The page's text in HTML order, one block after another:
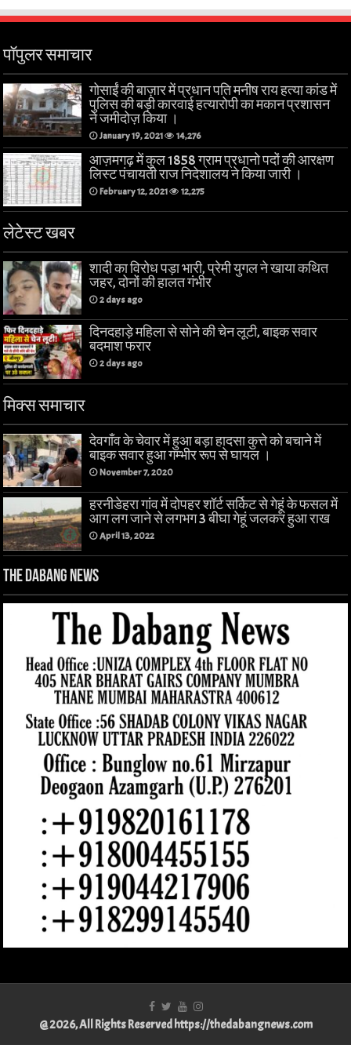
पॉपुलर समाचार
गोसाईं की बाज़ार में प्रधान पति मनीष राय हत्या कांड में
पुलिस की बड़ी कारवाई हत्यारोपी का मकान प्रशासन
ने जमीदोज़ किया ।
January 19, 2021 14,276
आज़मगढ़ में कुल 1858 ग्राम प्रधानो पदों की आरक्षण
लिस्ट पंचायती राज निदेशालय ने किया जारी ।
February 12, 2021 12,275
लेटेस्ट खबर
शादी का विरोध पड़ा भारी, प्रेमी युगल ने खाया कथित
जहर, दोनों की हालत गंभीर
2 days ago
दिनदहाड़े महिला से सोने की चेन लूटी, बाइक सवार
बदमाश फरार
2 days ago
मिक्स समाचार
देवगाँव के चेवार में हुआ बड़ा हादसा कुत्ते को बचाने में
बाइक सवार हुआ गम्भीर रूप से घायल ।
November 7, 2020
हरनीडेहरा गांव में दोपहर शॉर्ट सर्किट से गेहूं के फसल में
आग लग जाने से लगभग 3 बीघा गेहूं जलकर हुआ राख
April 13, 2022
The Dabang News
@ 2026, All Rights Reserved https://thedabangnews.com